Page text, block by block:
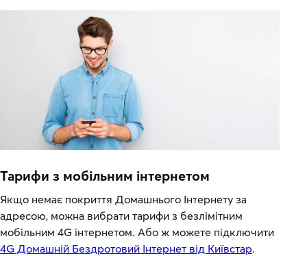
Тарифи з мобільним інтернетом
Якщо немає покриття Домашнього Інтернету за
адресою, можна вибрати тарифи з безлімітним
мобільним 4G інтернетом. Або ж можете підключити
4G Домашній Бездротовий Інтернет від Київстар.